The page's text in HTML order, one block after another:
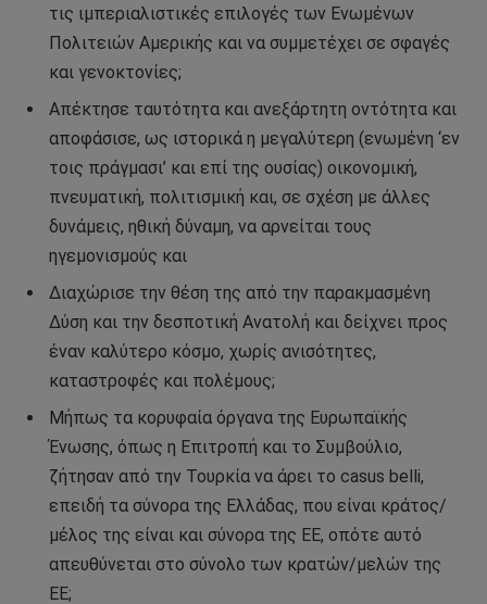
τις ιμπεριαλιστικές επιλογές των Ενωμένων
Πολιτειών Αμερικής και να συμμετέχει σε σφαγές
και γενοκτονίες;
Απέκτησε ταυτότητα και ανεξάρτητη οντότητα και
αποφάσισε, ως ιστορικά η μεγαλύτερη (ενωμένη ‘εν
τοις πράγμασι’ και επί της ουσίας) οικονομική,
πνευματική, πολιτισμική και, σε σχέση με άλλες
δυνάμεις, ηθική δύναμη, να αρνείται τους
ηγεμονισμούς και
Διαχώρισε την θέση της από την παρακμασμένη
Δύση και την δεσποτική Ανατολή και δείχνει προς
έναν καλύτερο κόσμο, χωρίς ανισότητες,
καταστροφές και πολέμους;
Μήπως τα κορυφαία όργανα της Ευρωπαϊκής
Ένωσης, όπως η Επιτροπή και το Συμβούλιο,
ζήτησαν από την Τουρκία να άρει το casus belli,
επειδή τα σύνορα της Ελλάδας, που είναι κράτος/
μέλος της είναι και σύνορα της ΕΕ, οπότε αυτό
απευθύνεται στο σύνολο των κρατών/μελών της
ΕΕ;